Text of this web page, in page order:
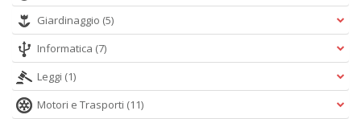
Giardinaggio (5)
Informatica (7)
Leggi (1)
Motori e Trasporti (11)